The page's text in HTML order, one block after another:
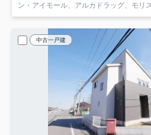
ン・アイモール、アルカドラッグ、モリ
中古一戸建